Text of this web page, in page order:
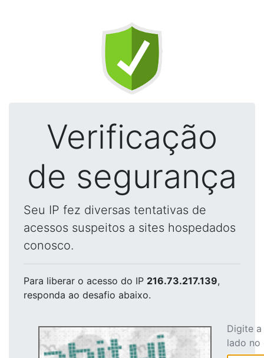
Verificação
de segurança
Seu IP fez diversas tentativas de
acessos suspeitos a sites hospedados
conosco.
Para liberar o acesso do IP 216.73.217.139,
responda ao desafio abaixo.
Digite
lado no